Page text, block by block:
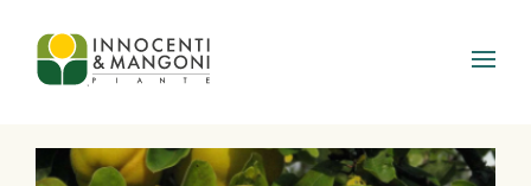
Skip to main content